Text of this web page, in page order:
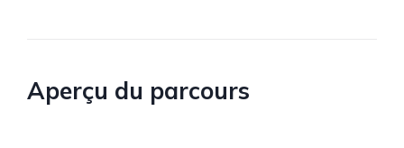
Aperçu du parcours